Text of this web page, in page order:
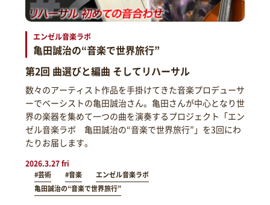
エンゼル音楽ラボ
亀田誠治の“音楽で世界旅行”
第2回 曲選びと編曲 そしてリハーサル
数々のアーティスト作品を手掛けてきた音楽プロデューサ
ーでベーシストの亀田誠治さん。亀田さんが中心となり世
界の楽器を集めて一つの曲を演奏するプロジェクト「エン
ゼル音楽ラボ 亀田誠治の“音楽で世界旅行”」を3回にわ
たりお届します。
2026.3.27 fri
#芸術 #音楽
エンゼル音楽ラボ
亀田誠治の“音楽で世界旅行”